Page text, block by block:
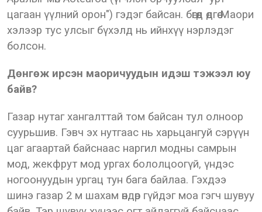
цагаан үүлний орон") гэдэг байсан. бөгөөд өдгөө Маори
хэлээр тус улсыг бүхэлд нь ийнхүү нэрлэдэг
болсон.
Дөнгөж ирсэн маоричуудын идэш тэжээл юу
байв?
Газар нутаг хангалттай том байсан тул олноор
суурьшив. Гэвч эх нутгаас нь харьцангуй сэрүүн
цаг агаартай байснаас наргил модны самрын
мод, жекфрут мод ургах бололцоогүй, үндэс
ногоонуудын ургац тун бага байлаа. Гэхдээ
шинэ газар 2 м шахам өндөр гүйдэг моа гэгч шувуу